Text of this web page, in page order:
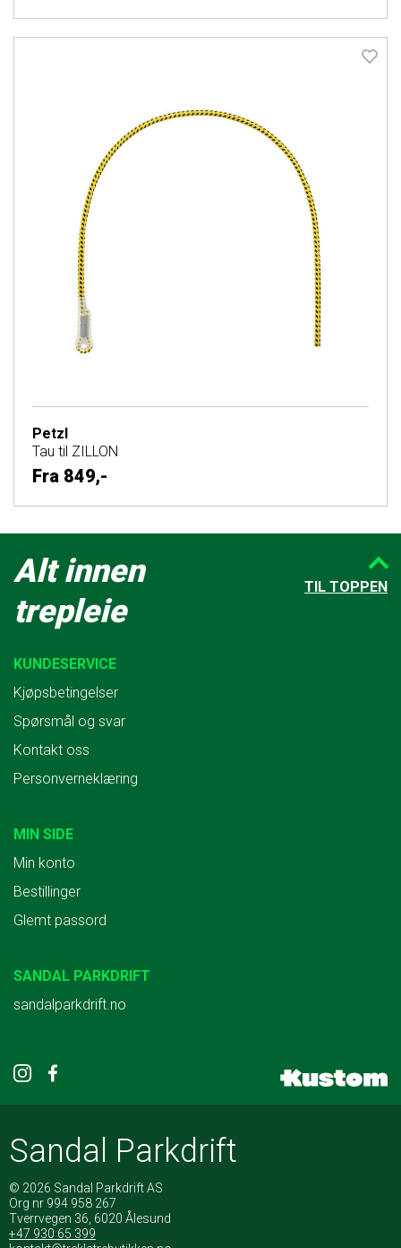
Petzl
Tau til ZILLON
Fra 849,-
Alt innen
trepleie
KUNDESERVICE
Kjøpsbetingelser
Spørsmål og svar
Kontakt oss
Personverneklæring
MIN SIDE
Min konto
Bestillinger
Glemt passord
SANDAL PARKDRIFT
sandalparkdrift.no
Sandal Parkdrift
© 2026 Sandal Parkdrift AS
Org nr 994 958 267
Tverrvegen 36, 6020 Ålesund
+47 930 65 399
TIL TOPPEN